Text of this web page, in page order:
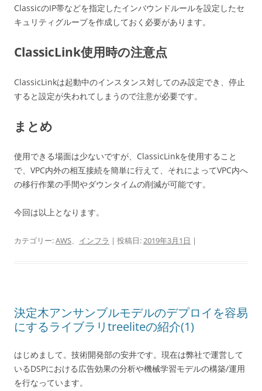
ClassicのIP帯などを指定したインバウンドルールを設定したセ
キュリティグループを作成しておく必要があります。
ClassicLink使用時の注意点
ClassicLinkは起動中のインスタンス対してのみ設定でき、停止
すると設定が失われてしまうので注意が必要です。
まとめ
使用できる場面は少ないですが、ClassicLinkを使用すること
で、VPC内外の相互接続を簡単に行えて、それによってVPC内へ
の移行作業の手間やダウンタイムの削減が可能です。
今回は以上となります。
カテゴリー:AWS、 インフラ | 投稿日:2019年3月1日 |
決定木アンサンブルモデルのデプロイを容易
にするライブラリtreeliteの紹介(1)
はじめまして。技術開発部の安井です。現在は弊社で運営して
いるDSPにおける広告効果の分析や機械学習モデルの構築/運用
を行なっています。